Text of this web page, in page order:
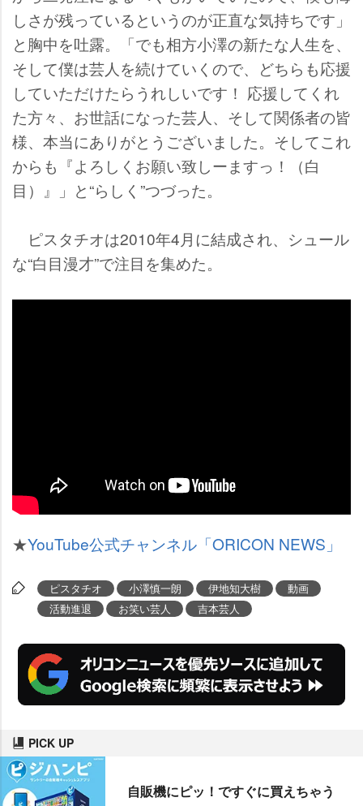
しさが残っているというのが正直な気持ちです」
と胸中を吐露。「でも相方小澤の新たな人生を、
そして僕は芸人を続けていくので、どちらも応援
していただけたらうれしいです！ 応援してくれ
た方々、お世話になった芸人、そして関係者の皆
様、本当にありがとうございました。そしてこれ
からも『よろしくお願い致しーますっ！（白
目）』」と“らしく”つづった。
ピスタチオは2010年4月に結成され、シュール
な“白目漫才”で注目を集めた。
★YouTube公式チャンネル「ORICON NEWS」
ピスタチオ 小澤慎一朗 伊地知大樹
動画
活動進退
お笑い芸人 吉本芸人
PICK UP
自販機にピッ！ですぐに買えちゃう